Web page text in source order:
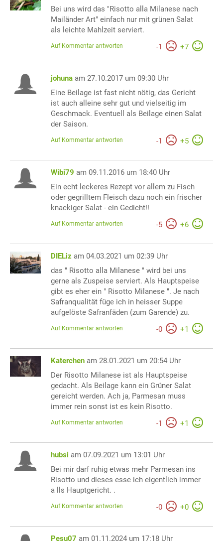
Bei uns wird das "Risotto alla Milanese nach
Mailänder Art" einfach nur mit grünen Salat
als leichte Mahlzeit serviert.
-1 +7
Auf Kommentar antworten
johuna am 27.10.2017 um 09:30 Uhr
Eine Beilage ist fast nicht nötig, das Gericht
ist auch alleine sehr gut und vielseitig im
Geschmack. Eventuell als Beilage einen Salat
der Saison.
-1 +5
Auf Kommentar antworten
Wibi79 am 09.11.2016 um 18:40 Uhr
Ein echt leckeres Rezept vor allem zu Fisch
oder gegrilltem Fleisch dazu noch ein frischer
knackiger Salat - ein Gedicht!!
-5 +6
Auf Kommentar antworten
DIELiz am 04.03.2021 um 02:39 Uhr
das " Risotto alla Milanese " wird bei uns
gerne als Zuspeise serviert. Als Hauptspeise
gibt es eher ein " Risotto Milanese ". Je nach
Safranqualität füge ich in heisser Suppe
aufgelöste Safranfäden (zum Garende) zu.
-0 +1
Auf Kommentar antworten
Katerchen am 28.01.2021 um 20:54 Uhr
Der Risotto Milanese ist als Hauptspeise
gedacht. Als Beilage kann ein Grüner Salat
gereicht werden. Ach ja, Parmesan muss
immer rein sonst ist es kein Risotto.
-1 +1
Auf Kommentar antworten
hubsi am 07.09.2021 um 13:01 Uhr
Bei mir darf ruhig etwas mehr Parmesan ins
Risotto und dieses esse ich eigentlich immer
a lls Hauptgericht. .
-0 +0
Auf Kommentar antworten
Pesu07 am 01.11.2024 um 17:18 Uhr